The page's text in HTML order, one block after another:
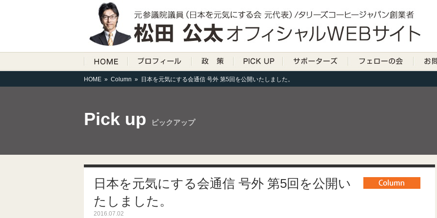
HOME » Column » 日本を元気にする会通信 号外 第5回を公開いたしました。
Pick up ピックアップ
日本を元気にする会通信 号外 第5回を公開い
たしました。
2016.07.02